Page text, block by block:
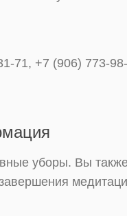
71, +7 (906) 773-
уборы. Вы